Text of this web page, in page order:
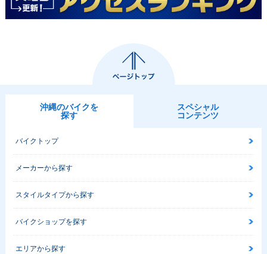
2002年 VanVan 20
2002年 VanVan 20
沖縄のバイクを
探す
スペシャル
コンテンツ
バイクトップ
メーカーから探す
スタイルタイプから探す
バイクショップを探す
エリアから探す